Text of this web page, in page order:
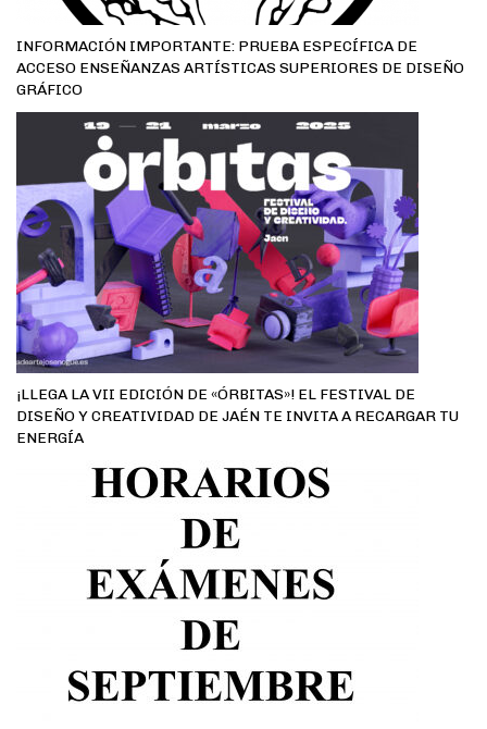
INFORMACIÓN IMPORTANTE: PRUEBA ESPECÍFICA DE
ACCESO ENSEÑANZAS ARTÍSTICAS SUPERIORES DE DISEÑO
GRÁFICO
¡LLEGA LA VII EDICIÓN DE «ÓRBITAS»! EL FESTIVAL DE
DISEÑO Y CREATIVIDAD DE JAÉN TE INVITA A RECARGAR TU
ENERGÍA